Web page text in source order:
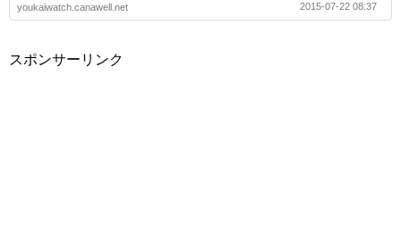
youkaiwatch.canawell.net 2015-07-22 08:37
スポンサーリンク